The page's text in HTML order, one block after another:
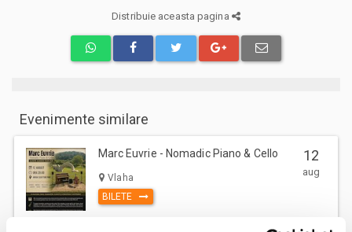
Distribuie aceasta pagina
Evenimente similare
Marc Euvrie - Nomadic Piano & Cello
Vlaha
BILETE
12
aug